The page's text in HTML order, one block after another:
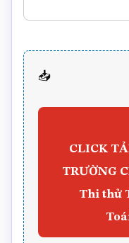
📥
CLICK
TRƯỜNG
Thi thử